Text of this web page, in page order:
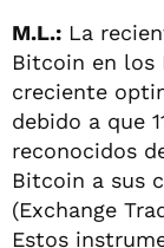
M.L.: La
Bitcoin en los
creciente
debido a que
reconocidos
Bitcoin a sus
(Exchange
Estos